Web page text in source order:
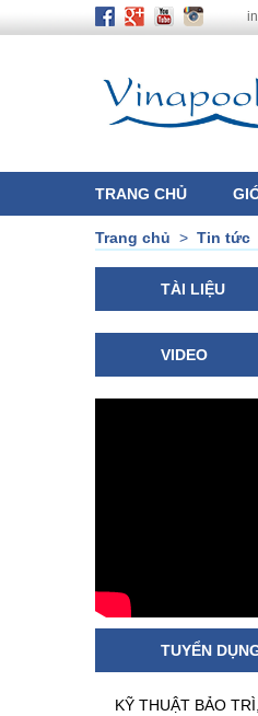
TRANG CHỦ
Trang chủ > Tin tức
TÀI LIỆU
VIDEO
TUYỂN
KỸ THUẬT BẢO